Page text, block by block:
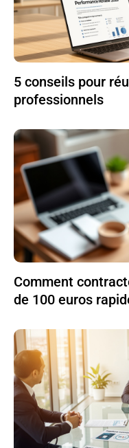
5 conseils pour
professionnels
Comment
de 100 euros